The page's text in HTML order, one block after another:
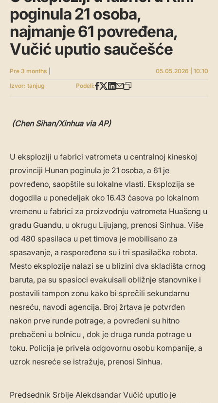
poginula 21 osoba,
najmanje 61 povređena,
Vučić uputio saučešće
Pre 3 months
05.05.2026 | 10:10
Izvor: tanjug
Podeli:
(Chen Sihan/Xinhua via AP)
U eksploziji u fabrici vatrometa u centralnoj kineskoj
provinciji Hunan poginula je 21 osoba, a 61 je
povređeno, saopštile su lokalne vlasti. Eksplozija se
dogodila u ponedeljak oko 16.43 časova po lokalnom
vremenu u fabrici za proizvodnju vatrometa Huašeng u
gradu Guandu, u okrugu Lijujang, prenosi Sinhua. Više
od 480 spasilaca u pet timova je mobilisano za
spasavanje, a raspoređena su i tri spasilačka robota.
Mesto eksplozije nalazi se u blizini dva skladišta crnog
baruta, pa su spasioci evakuisali obližnje stanovnike i
postavili tampon zonu kako bi sprečili sekundarnu
nesreću, navodi agencija. Broj žrtava je potvrđen
nakon prve runde potrage, a povređeni su hitno
prebačeni u bolnicu , dok je druga runda potrage u
toku. Policija je privela odgovornu osobu kompanije, a
uzrok nesreće se istražuje, prenosi Sinhua.
Predsednik Srbije Alekdsandar Vučić uputio je